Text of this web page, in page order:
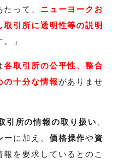
って、 ニューヨークお
引所に透明性等の説明
」
各取引所の公平性、整合
の十分な情報 がありませ
引所の情報の取り扱い 、
ーに加え、 価格操作や資
を要求しているとのこ